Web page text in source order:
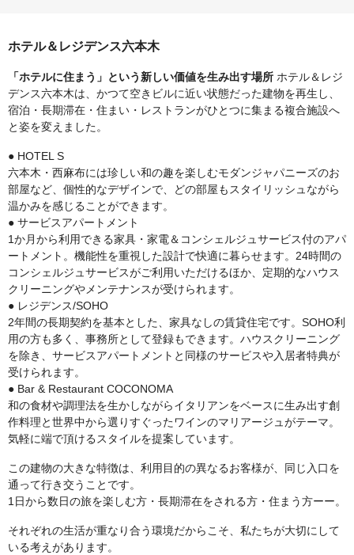
ホテル＆レジデンス六本木
「ホテルに住まう」という新しい価値を生み出す場所 ホテル＆レジ
デンス六本木は、かつて空きビルに近い状態だった建物を再生し、
宿泊・長期滞在・住まい・レストランがひとつに集まる複合施設へ
と姿を変えました。
● HOTEL S
六本木・西麻布には珍しい和の趣を楽しむモダンジャパニーズのお
部屋など、個性的なデザインで、どの部屋もスタイリッシュながら
温かみを感じることができます。
● サービスアパートメント
1か月から利用できる家具・家電＆コンシェルジュサービス付のアパ
ートメント。機能性を重視した設計で快適に暮らせます。24時間の
コンシェルジュサービスがご利用いただけるほか、定期的なハウス
クリーニングやメンテナンスが受けられます。
● レジデンス/SOHO
2年間の長期契約を基本とした、家具なしの賃貸住宅です。SOHO利
用の方も多く、事務所として登録もできます。ハウスクリーニング
を除き、サービスアパートメントと同様のサービスや入居者特典が
受けられます。
● Bar & Restaurant COCONOMA
和の食材や調理法を生かしながらイタリアンをベースに生み出す創
作料理と世界中から選りすぐったワインのマリアージュがテーマ。
気軽に端で頂けるスタイルを提案しています。
この建物の大きな特徴は、利用目的の異なるお客様が、同じ入口を
通って行き交うことです。
1日から数日の旅を楽しむ方・長期滞在をされる方・住まう方ーー。
それぞれの生活が重なり合う環境だからこそ、私たちが大切にして
いる考えがあります。